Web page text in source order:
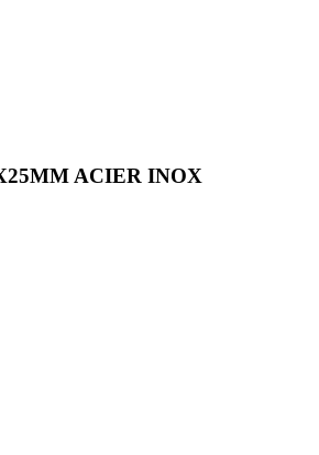
ACIER INOX